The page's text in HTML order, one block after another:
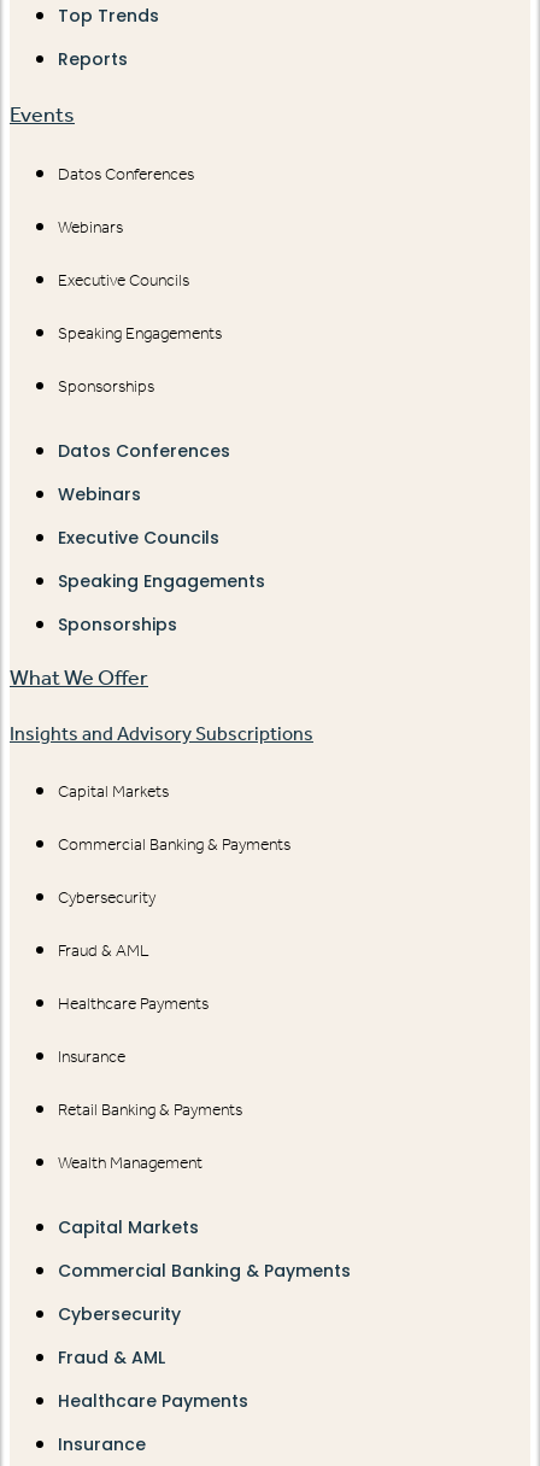
Top Trends
Reports
Events
Datos Conferences
Webinars
Executive Councils
Speaking Engagements
Sponsorships
Datos Conferences
Webinars
Executive Councils
Speaking Engagements
Sponsorships
What We Offer
Insights and Advisory Subscriptions
Capital Markets
Commercial Banking & Payments
Cybersecurity
Fraud & AML
Healthcare Payments
Insurance
Retail Banking & Payments
Wealth Management
Capital Markets
Commercial Banking & Payments
Cybersecurity
Fraud & AML
Healthcare Payments
Insurance